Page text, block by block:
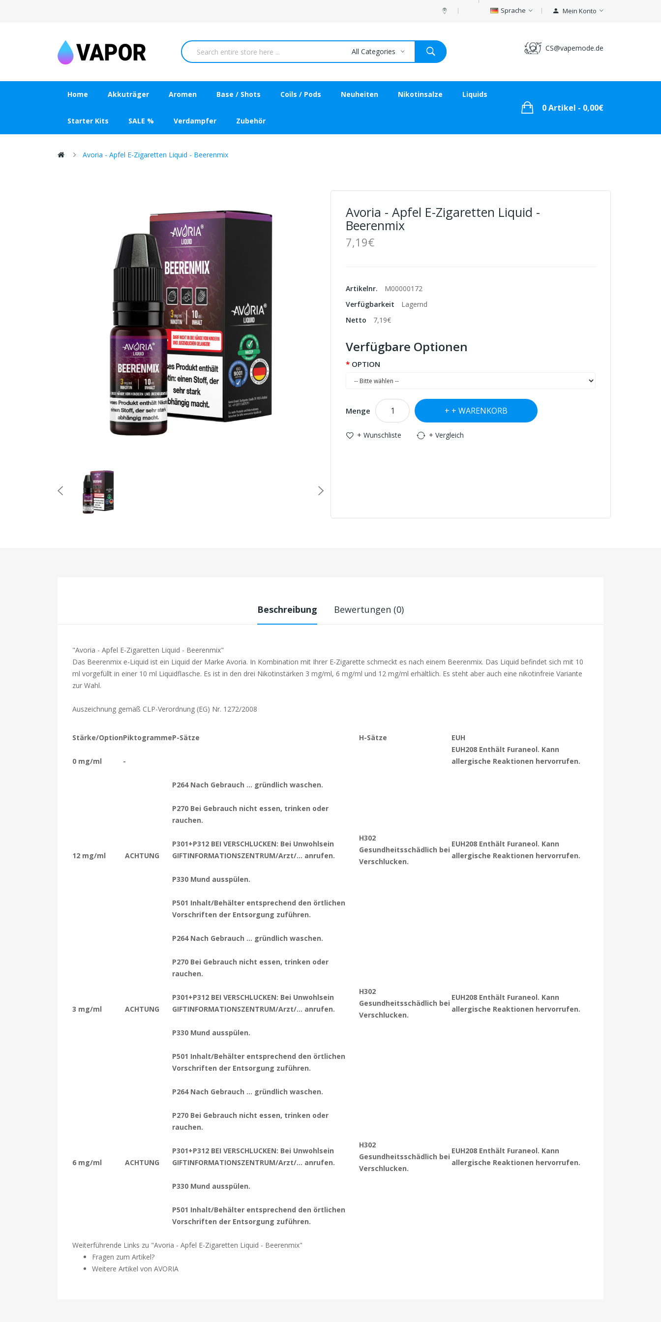
Sprache Mein Konto
CS@vapemode.de
All Categories
Home Akkuträger Aromen Base / Shots Coils / Pods Neuheiten Nikotinsalze Liquids
Starter Kits SALE % Verdampfer Zubehör
0 Artikel - 0,00€
Avoria - Apfel E-Zigaretten Liquid - Beerenmix
Avoria - Apfel E-Zigaretten Liquid -
Beerenmix
7,19€
Artikelnr.
M00000172
Verfügbarkeit
Lagernd
Netto
7,19€
Verfügbare Optionen
OPTION
Menge + WARENKORB
+ Wunschliste + Vergleich
Beschreibung Bewertungen (0)
"Avoria - Apfel E-Zigaretten Liquid - Beerenmix"
Das Beerenmix e-Liquid ist ein Liquid der Marke Avoria. In Kombination mit Ihrer E-Zigarette schmeckt es nach einem Beerenmix. Das Liquid befindet sich mit 10
ml vorgefüllt in einer 10 ml Liquidflasche. Es ist in den drei Nikotinstärken 3 mg/ml, 6 mg/ml und 12 mg/ml erhältlich. Es steht aber auch eine nikotinfreie Variante
zur Wahl.
Auszeichnung gemäß CLP-Verordnung (EG) Nr. 1272/2008
Stärke/OptionPiktogrammeP-Sätze H-Sätze EUH
0 mg/ml -
EUH208 Enthält Furaneol. Kann
allergische Reaktionen hervorrufen.
12 mg/ml ACHTUNG
P264 Nach Gebrauch … gründlich waschen.
P270 Bei Gebrauch nicht essen, trinken oder
rauchen.
P301+P312 BEI VERSCHLUCKEN: Bei Unwohlsein
GIFTINFORMATIONSZENTRUM/Arzt/… anrufen.
P330 Mund ausspülen.
P501 Inhalt/Behälter entsprechend den örtlichen
Vorschriften der Entsorgung zuführen.
H302
Gesundheitsschädlich bei
Verschlucken.
EUH208 Enthält Furaneol. Kann
allergische Reaktionen hervorrufen.
3 mg/ml ACHTUNG
P264 Nach Gebrauch … gründlich waschen.
P270 Bei Gebrauch nicht essen, trinken oder
rauchen.
P301+P312 BEI VERSCHLUCKEN: Bei Unwohlsein
GIFTINFORMATIONSZENTRUM/Arzt/… anrufen.
P330 Mund ausspülen.
P501 Inhalt/Behälter entsprechend den örtlichen
Vorschriften der Entsorgung zuführen.
H302
Gesundheitsschädlich bei
Verschlucken.
EUH208 Enthält Furaneol. Kann
allergische Reaktionen hervorrufen.
6 mg/ml ACHTUNG
P264 Nach Gebrauch … gründlich waschen.
P270 Bei Gebrauch nicht essen, trinken oder
rauchen.
P301+P312 BEI VERSCHLUCKEN: Bei Unwohlsein
GIFTINFORMATIONSZENTRUM/Arzt/… anrufen.
P330 Mund ausspülen.
P501 Inhalt/Behälter entsprechend den örtlichen
Vorschriften der Entsorgung zuführen.
H302
Gesundheitsschädlich bei
Verschlucken.
EUH208 Enthält Furaneol. Kann
allergische Reaktionen hervorrufen.
Weiterführende Links zu "Avoria - Apfel E-Zigaretten Liquid - Beerenmix"
Fragen zum Artikel?
Weitere Artikel von AVORIA